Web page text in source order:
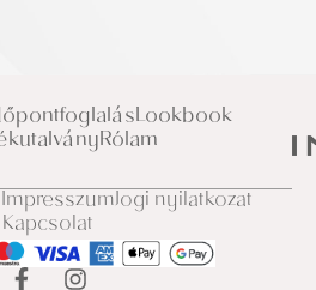
Lookbook
Rólam
ImpresszumJogi nyilatkozat
Kapcsolat